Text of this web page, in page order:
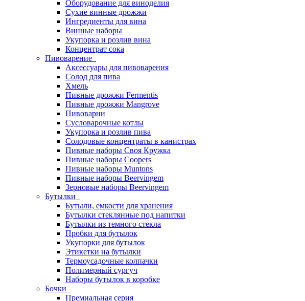
Оборудование для виноделия
Сухие винные дрожжи
Ингредиенты для вина
Винные наборы
Укупорка и розлив вина
Концентрат сока
Пивоварение
Аксессуары для пивоварения
Солод для пива
Хмель
Пивные дрожжи Fermentis
Пивные дрожжи Mangrove
Пивоварни
Сусловарочные котлы
Укупорка и розлив пива
Солодовые концентраты в канистрах
Пивные наборы Своя Кружка
Пивные наборы Coopers
Пивные наборы Muntons
Пивные наборы Beervingem
Зерновые наборы Beervingem
Бутылки
Бутыли, емкости для хранения
Бутылки стеклянные под напитки
Бутылки из темного стекла
Пробки для бутылок
Укупорки для бутылок
Этикетки на бутылки
Термоусадочные колпачки
Полимерный сургуч
Наборы бутылок в коробке
Бочки
Премиальная серия